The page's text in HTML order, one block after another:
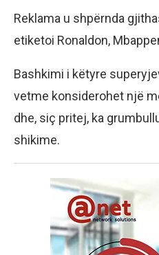
Reklama u shpërnda
etiketoi Ronaldon,
Bashkimi i këtyre
vetme konsiderohet një
dhe, siç pritej, ka
shikime.